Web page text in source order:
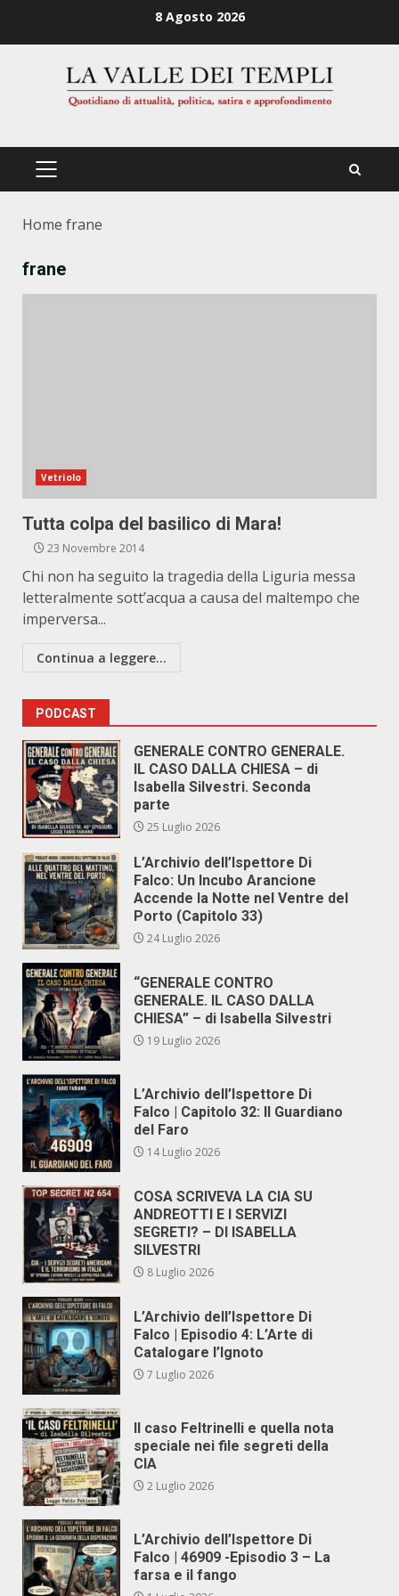
8 Agosto 2026
PRIMÄRES
Home frane
frane
Vetriolo
Tutta colpa del basilico di Mara!
23 Novembre 2014
Chi non ha seguito la tragedia della Liguria messa
letteralmente sott’acqua a causa del maltempo che
imperversa...
Continua a leggere...
PODCAST
GENERALE CONTRO GENERALE.
IL CASO DALLA CHIESA – di
Isabella Silvestri. Seconda
parte
25 Luglio 2026
L’Archivio dell’Ispettore Di
Falco: Un Incubo Arancione
Accende la Notte nel Ventre del
Porto (Capitolo 33)
24 Luglio 2026
“GENERALE CONTRO
GENERALE. IL CASO DALLA
CHIESA” – di Isabella Silvestri
19 Luglio 2026
L’Archivio dell’Ispettore Di
Falco | Capitolo 32: Il Guardiano
del Faro
14 Luglio 2026
COSA SCRIVEVA LA CIA SU
ANDREOTTI E I SERVIZI
SEGRETI? – DI ISABELLA
SILVESTRI
8 Luglio 2026
L’Archivio dell’Ispettore Di
Falco | Episodio 4: L’Arte di
Catalogare l’Ignoto
7 Luglio 2026
Il caso Feltrinelli e quella nota
speciale nei file segreti della
CIA
2 Luglio 2026
L’Archivio dell’Ispettore Di
Falco | 46909 -Episodio 3 – La
farsa e il fango